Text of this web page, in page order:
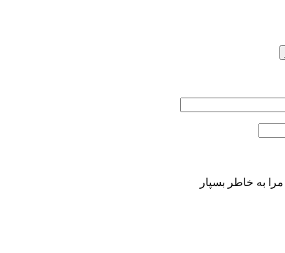
مرا به خاطر بسپار